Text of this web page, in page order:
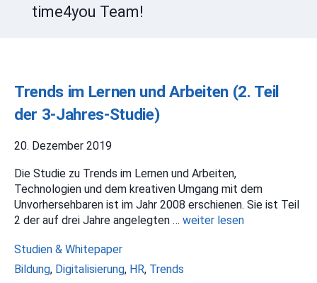
time4you Team!
Trends im Lernen und Arbeiten (2. Teil
der 3-Jahres-Studie)
20. Dezember 2019
Die Studie zu Trends im Lernen und Arbeiten,
Technologien und dem kreativen Umgang mit dem
Unvorhersehbaren ist im Jahr 2008 erschienen. Sie ist Teil
2 der auf drei Jahre angelegten … weiter lesen
Kategorien
Studien & Whitepaper
Schlagwörter
Bildung, Digitalisierung, HR, Trends